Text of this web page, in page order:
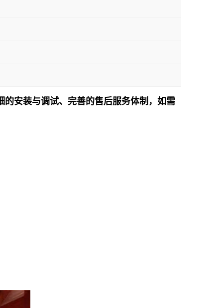
安装与调试、完善的售后服务体制，如需